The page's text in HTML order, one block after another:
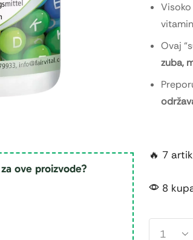
ove proizvode?
Ovaj
zuba,
🔥 7
8